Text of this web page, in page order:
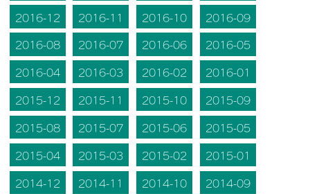
2016-12
2016-11 2016-10
2016-09
2016-08
2016-07 2016-06
2016-05
2016-04
2016-03 2016-02
2016-01
2015-12
2015-11 2015-10
2015-09
2015-08
2015-07 2015-06
2015-05
2015-04
2015-03 2015-02
2015-01
2014-12
2014-11 2014-10
2014-09